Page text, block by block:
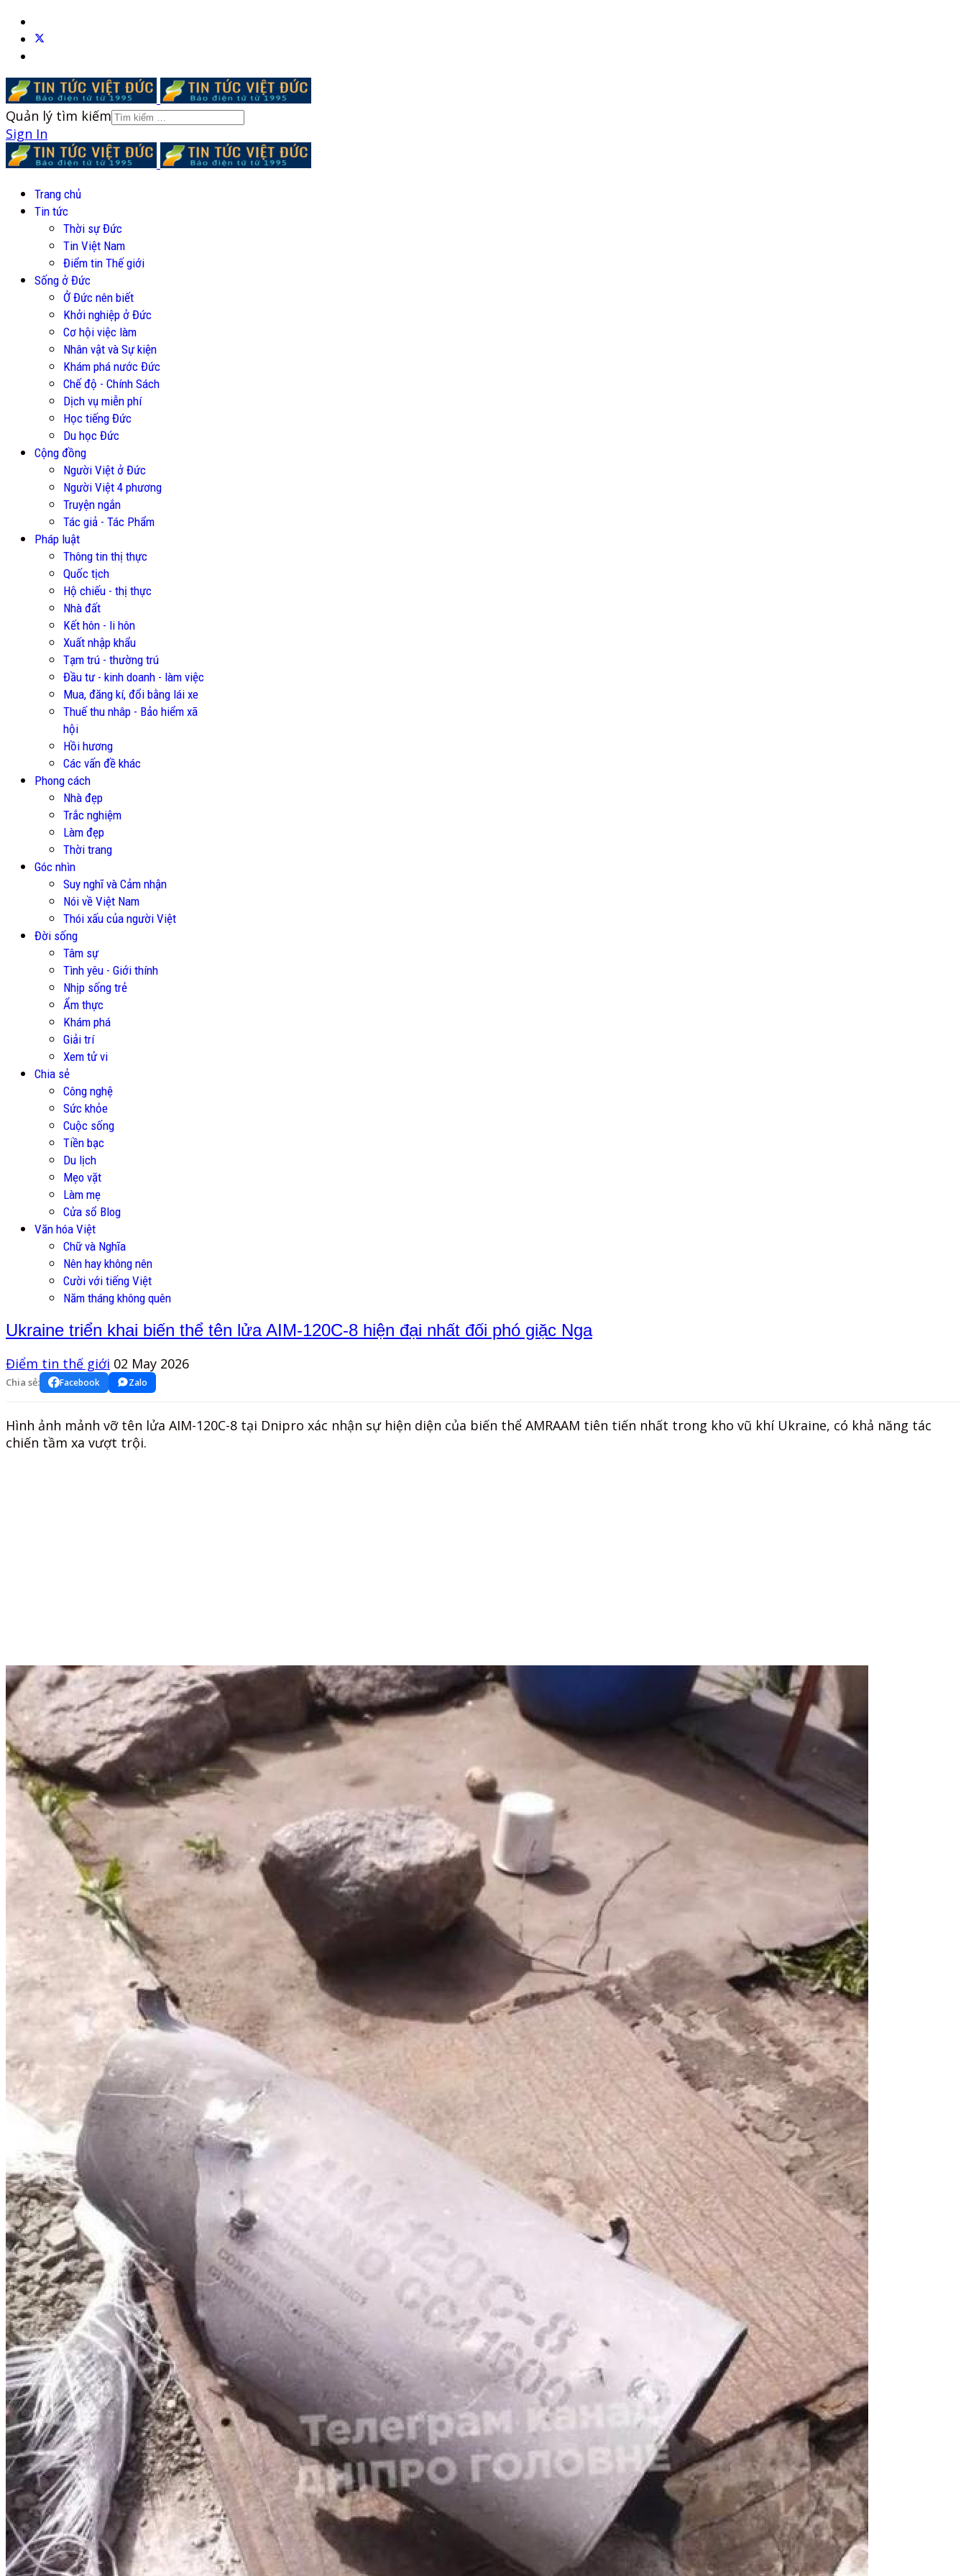
Quản lý tìm kiếm
Sign In
Trang chủ
Tin tức
Thời sự Đức
Tin Việt Nam
Điểm tin Thế giới
Sống ở Đức
Ở Đức nên biết
Khởi nghiệp ở Đức
Cơ hội việc làm
Nhân vật và Sự kiện
Khám phá nước Đức
Chế độ - Chính Sách
Dịch vụ miễn phí
Học tiếng Đức
Du học Đức
Cộng đồng
Người Việt ở Đức
Người Việt 4 phương
Truyện ngắn
Tác giả - Tác Phẩm
Pháp luật
Thông tin thị thực
Quốc tịch
Hộ chiếu - thị thực
Nhà đất
Kết hôn - li hôn
Xuất nhập khẩu
Tạm trú - thường trú
Đầu tư - kinh doanh - làm việc
Mua, đăng kí, đổi bằng lái xe
Thuế thu nhâp - Bảo hiểm xã
hội
Hồi hương
Các vấn đề khác
Phong cách
Nhà đẹp
Trắc nghiệm
Làm đẹp
Thời trang
Góc nhìn
Suy nghĩ và Cảm nhận
Nói về Việt Nam
Thói xấu của người Việt
Đời sống
Tâm sự
Tình yêu - Giới thính
Nhịp sống trẻ
Ẩm thực
Khám phá
Giải trí
Xem tử vi
Chia sẻ
Công nghệ
Sức khỏe
Cuộc sống
Tiền bạc
Du lịch
Mẹo vặt
Làm mẹ
Cửa sổ Blog
Văn hóa Việt
Chữ và Nghĩa
Nên hay không nên
Cười với tiếng Việt
Năm tháng không quên
Ukraine triển khai biến thể tên lửa AIM-120C-8 hiện đại nhất đối phó giặc Nga
Điểm tin thế giới 02 May 2026
Chia sẻ: Facebook Zalo
Hình ảnh mảnh vỡ tên lửa AIM-120C-8 tại Dnipro xác nhận sự hiện diện của biến thể AMRAAM tiên tiến nhất trong kho vũ khí Ukraine, có khả năng tác
chiến tầm xa vượt trội.